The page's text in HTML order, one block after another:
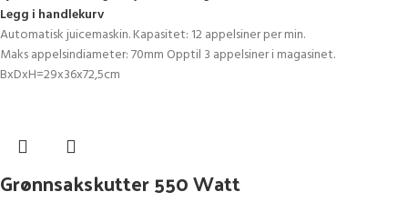
Legg i handlekurv
Automatisk juicemaskin. Kapasitet: 12 appelsiner per min.
Maks appelsindiameter: 70mm Opptil 3 appelsiner i magasinet.
BxDxH=29x36x72,5cm
Grønnsakskutter 550 Watt